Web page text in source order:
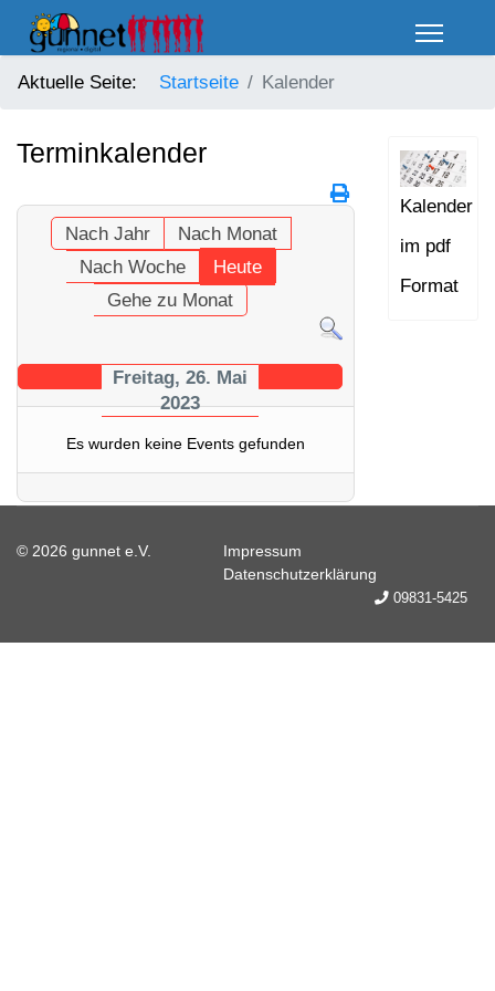
Aktuelle Seite: Startseite Kalender
Terminkalender
Nach Jahr
Nach Monat
Nach Woche
Heute
Gehe zu Monat
Freitag, 26. Mai
2023
Es wurden keine Events gefunden
Kalender
im pdf
Format
© 2026 gunnet e.V.
Impressum
Datenschutzerklärung
09831-5425